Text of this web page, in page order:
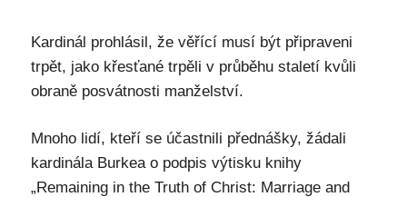
Kardinál prohlásil, že věřící musí být připraveni
trpět, jako křesťané trpěli v průběhu staletí kvůli
obraně posvátnosti manželství.
Mnoho lidí, kteří se účastnili přednášky, žádali
kardinála Burkea o podpis výtisku knihy
„Remaining in the Truth of Christ: Marriage and